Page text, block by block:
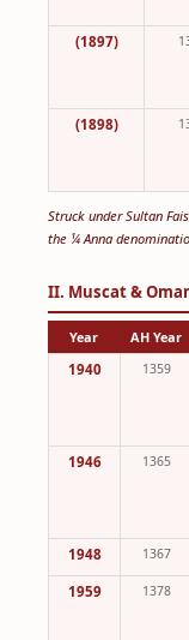
(1897)
(1898)
Struck under Sultan
the ¼ Anna
II. Muscat &
Year AH Year
1940
1359
1946 1365
1948 1367
1959 1378